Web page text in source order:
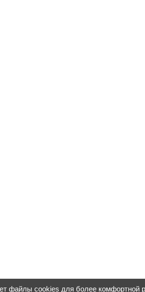
файлы cookies для более комфортной